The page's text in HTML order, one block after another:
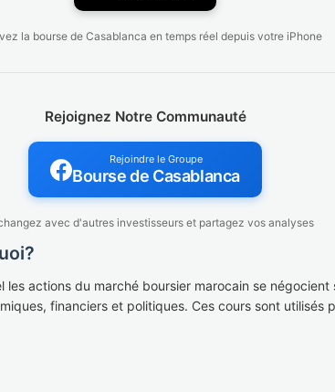
la bourse de Casablanca en temps réel depuis votre iPhone
Rejoignez Notre Communauté
Rejoindre le Groupe
Bourse de Casablanca
avec d'autres investisseurs et partagez vos analyses
les actions du marché boursier marocain se
financiers et politiques. Ces cours sont